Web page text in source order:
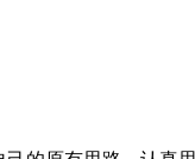
是酒快到